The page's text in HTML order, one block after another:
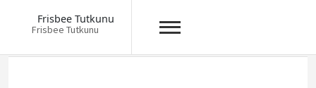
Frisbee Tutkunu
Frisbee Tutkunu